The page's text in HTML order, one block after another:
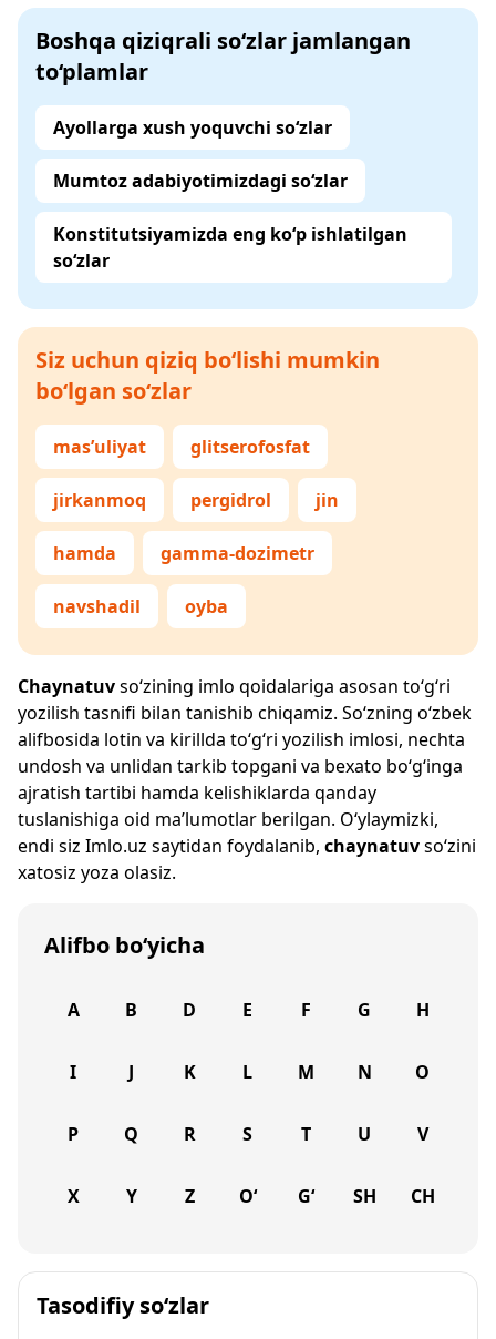
Boshqa qiziqrali so‘zlar jamlangan
to‘plamlar
Ayollarga xush yoquvchi so‘zlar
Mumtoz adabiyotimizdagi so‘zlar
Konstitutsiyamizda eng ko‘p ishlatilgan
so‘zlar
Siz uchun qiziq bo‘lishi mumkin
bo‘lgan so‘zlar
mas’uliyat glitserofosfat
jirkanmoq pergidrol jin
hamda gamma-dozimetr
navshadil oyba
Chaynatuvso‘zining imlo qoidalariga asosan to‘g‘ri
yozilish tasnifi bilan tanishib chiqamiz. So‘zning o‘zbek
alifbosida lotin va kirillda to‘g‘ri yozilish imlosi, nechta
undosh va unlidan tarkib topgani va bexato bo‘g‘inga
ajratish tartibi hamda kelishiklarda qanday
tuslanishiga oid ma’lumotlar berilgan. O‘ylaymizki,
endi siz Imlo.uz saytidan foydalanib, chaynatuvso‘zini
xatosiz yoza olasiz.
Alifbo bo‘yicha
A B D E F G H
I J K L M N O
P Q R S T U V
X Y Z O‘ G‘ SH CH
Tasodifiy so‘zlar